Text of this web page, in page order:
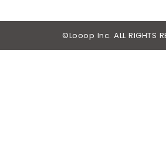
©Looop Inc. ALL RIGHTS